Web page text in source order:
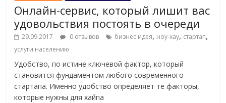
Онлайн-сервис, который лишит вас
удовольствия постоять в очереди
29.09.2017 0 отзывов бизнес идея, ноу-хау, стартап,
услуги населению
Удобство, по истине ключевой фактор, который
становится фундаментом любого современного
стартапа. Именно удобство определяет те факторы,
которые нужны для хайпа